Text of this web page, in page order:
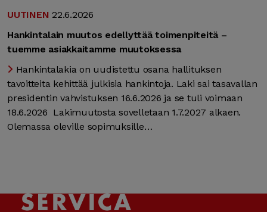
UUTINEN 22.6.2026
Hankintalain muutos edellyttää toimenpiteitä –
tuemme asiakkaitamme muutoksessa
Hankintalakia on uudistettu osana hallituksen
tavoitteita kehittää julkisia hankintoja. Laki sai tasavallan
presidentin vahvistuksen 16.6.2026 ja se tuli voimaan
18.6.2026 Lakimuutosta sovelletaan 1.7.2027 alkaen.
Olemassa oleville sopimuksille…